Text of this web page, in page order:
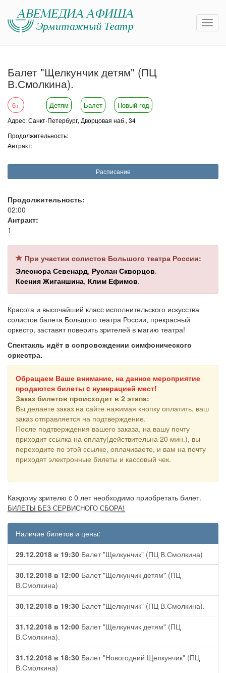
Балет "Щелкунчик детям" (ПЦ
В.Смолкина).
6+ Детям Балет Новый год
Адрес: Санкт-Петербург, Дворцовая наб., 34
Продолжительность:
Антракт:
Расписание
Продолжительность:
02:00
Антракт:
1
При участии солистов Большого театра России:
Элеонора Севенард, Руслан Скворцов.
Ксения Жиганшина, Клим Ефимов.
Красота и высочайший класс исполнительского искусства
солистов балета Большого театра России, прекрасный
оркестр, заставят поверить зрителей в магию театра!
Спектакль идёт в сопровождении симфонического
оркестра.
Обращаем Ваше внимание, на данное мероприятие
продаются билеты c нумерацией мест!
Заказ билетов происходит в 2 этапа:
Вы делаете заказ на сайте нажимая кнопку оплатить, ваш
заказ отправляется на подтверждение.
После подтверждения вашего заказа, на вашу почту
приходит ссылка на оплату(действительна 20 мин.), вы
переходите по этой ссылке, оплачиваете, и вам на почту
приходят электронные билеты и кассовый чек.
Каждому зрителю c 0 лет необходимо приобретать билет.
БИЛЕТЫ БЕЗ СЕРВИСНОГО СБОРА!
Наличие билетов и цены:
29.12.2018 в 19:30 Балет "Щелкунчик" (ПЦ В.Смолкина)
30.12.2018 в 12:00 Балет "Щелкунчик детям" (ПЦ
В.Смолкина)
30.12.2018 в 19:30 Балет "Щелкунчик" (ПЦ В.Смолкина).
31.12.2018 в 12:00 Балет "Щелкунчик детям" (ПЦ
В.Смолкина).
31.12.2018 в 18:30 Балет "Новогодний Щелкунчик" (ПЦ
В.Смолкина)